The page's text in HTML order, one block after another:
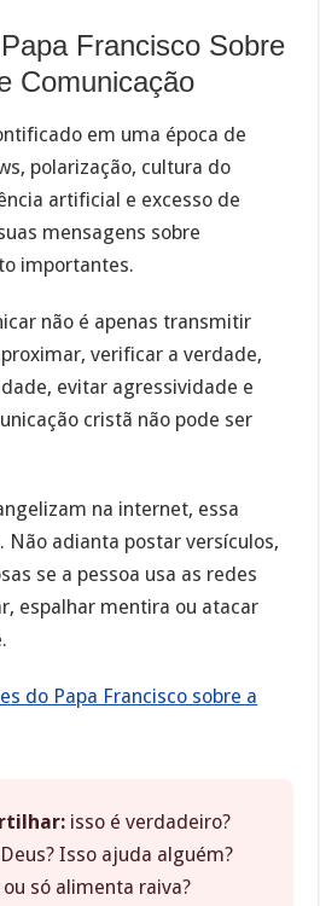
Francisco Sobre
Comunicação
em uma época de
polarização, cultura do
artificial e excesso de
mensagens sobre
importantes.
não é apenas transmitir
verificar a verdade,
evitar agressividade e
cristã não pode ser
na internet, essa
Não adianta postar versículos,
se a pessoa usa as redes
espalhar mentira ou atacar
do Papa Francisco sobre a
isso é verdadeiro?
Isso ajuda alguém?
só alimenta raiva?